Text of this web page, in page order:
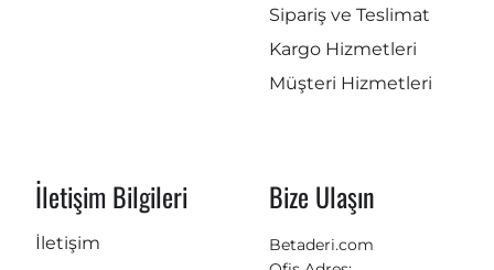
Sipariş ve Teslimat
Kargo Hizmetleri
Müşteri Hizmetleri
İletişim Bilgileri
İletişim
Bize Ulaşın
Betaderi.com